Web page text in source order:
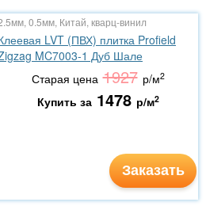
0.5мм, Китай, кварц-винил
LVT (ПВХ) плитка Profield
MC7003-1 Дуб Шале
Старая цена 1927 р/м2
Купить за 1478 р/м2
Заказать